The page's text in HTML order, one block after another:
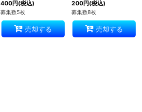
400円(税込)
募集数5枚
売却する
200円(税込)
募集数8枚
売却する